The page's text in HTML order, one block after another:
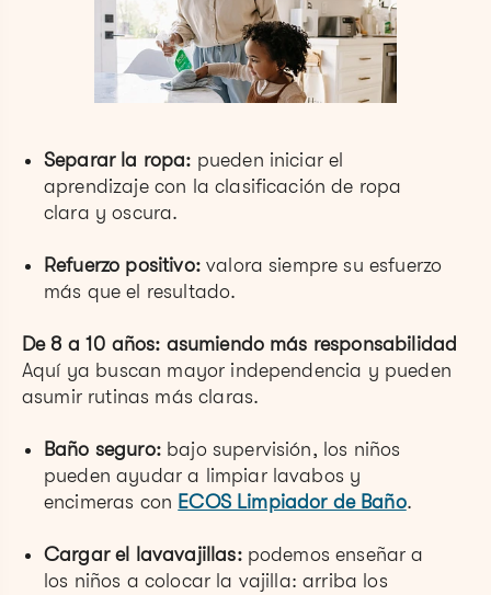
Separar la ropa: pueden iniciar el
aprendizaje con la clasificación de ropa
clara y oscura.
Refuerzo positivo:valora siempre su esfuerzo
más que el resultado.
De 8 a 10 años: asumiendo más responsabilidad
Aquí ya buscan mayor independencia y pueden
asumir rutinas más claras.
Baño seguro:bajo supervisión, los niños
pueden ayudar a limpiar lavabos y
encimeras con ECOS Limpiador de Baño.
Cargar el lavavajillas:podemos enseñar a
los niños a colocar la vajilla: arriba los